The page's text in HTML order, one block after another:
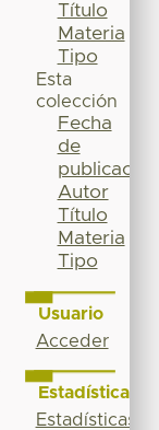
Título
Materia
Tipo
Esta
colección
Fecha
de
publicación
Autor
Título
Materia
Tipo
Usuario
Acceder
Estadísticas
Estadísticas